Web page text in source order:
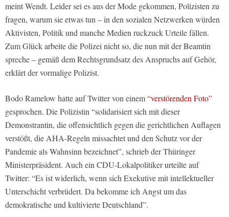
meint Wendt. Leider sei es aus der Mode gekommen, Polizisten zu
fragen, warum sie etwas tun – in den sozialen Netzwerken würden
Aktivisten, Politik und manche Medien ruckzuck Urteile fällen.
Zum Glück arbeite die Polizei nicht so, die nun mit der Beamtin
spreche – gemäß dem Rechtsgrundsatz des Anspruchs auf Gehör,
erklärt der vormalige Polizist.
Bodo Ramelow hatte auf Twitter von einem“verstörenden Foto”
gesprochen. Die Polizistin “solidarisiert sich mit dieser
Demonstrantin, die offensichtlich gegen die gerichtlichen Auflagen
verstößt, die AHA-Regeln missachtet und den Schutz vor der
Pandemie als Wahnsinn bezeichnet”, schrieb der Thüringer
Ministerpräsident. Auch ein CDU-Lokalpolitiker urteilte auf
Twitter: “Es ist widerlich, wenn sich Exekutive mit intellektueller
Unterschicht verbrüdert. Da bekomme ich Angst um das
demokratische und kultivierte Deutschland”.